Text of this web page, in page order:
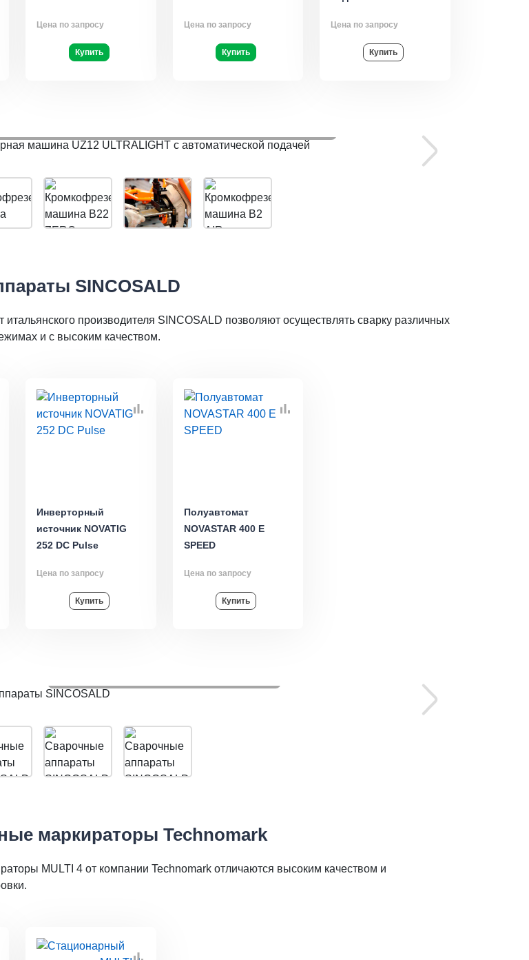
Цена по запросу
Купить
Цена по запросу
Купить
Цена по запросу
Купить
SINCOSALD
производителя SINCOSALD позволяют осуществлять сварку различных
и с высоким качеством.
Инверторный
источник NOVATIG
252 DC Pulse
Цена по запросу
Купить
Полуавтомат
NOVASTAR 400 E
SPEED
Цена по запросу
Купить
маркираторы Technomark
MULTI 4 от компании Technomark отличаются высоким качеством и